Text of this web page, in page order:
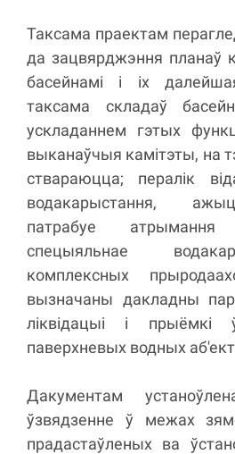
Таксама праектам
да зацвярджэння планаў
басейнамі і іх
таксама складаў
ускладаннем гэтых
выканаўчыя камітэты, на
ствараюцца; пералік
водакарыстання,
патрабуе
спецыяльнае
комплексных
вызначаны дакладны
ліквідацыі і прыёмкі
паверхневых водных
Дакументам
ўзвядзенне ў межах
прадастаўленых ва